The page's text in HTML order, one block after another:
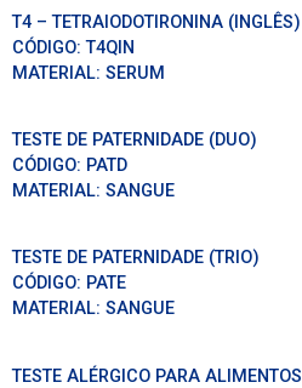
T4 – TETRAIODOTIRONINA (INGLÊS)
CÓDIGO:T4QIN
MATERIAL: SERUM
TESTE DE PATERNIDADE (DUO)
CÓDIGO: PATD
MATERIAL: SANGUE
TESTE DE PATERNIDADE (TRIO)
CÓDIGO: PATE
MATERIAL: SANGUE
TESTE ALÉRGICO PARA ALIMENTOS